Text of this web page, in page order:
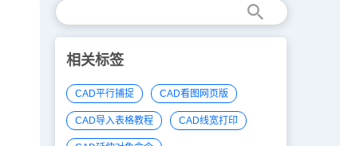
相关标签
CAD平行捕捉 CAD看图网页版
CAD导入表格教程 CAD线宽打印